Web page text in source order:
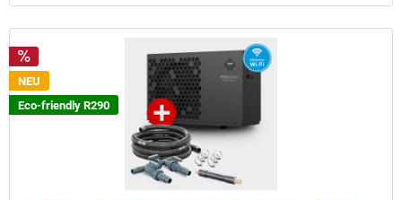
NEU
Eco-friendly R290